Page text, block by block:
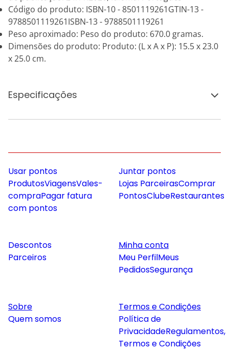
Código do produto: ISBN-10 - 8501119261GTIN-13 -
9788501119261ISBN-13 - 9788501119261
Peso aproximado: Peso do produto: 670.0 gramas.
Dimensões do produto: Produto: (L x A x P): 15.5 x 23.0
x 25.0 cm.
Especificações
Usar pontos
ProdutosViagensVales-
compraPagar fatura
com pontos
Juntar pontos
Lojas ParceirasComprar
PontosClubeRestaurantes
Descontos
Parceiros
Minha conta
Meu PerfilMeus
PedidosSegurança
Sobre
Quem somos
Termos e Condições
Política de
PrivacidadeRegulamentos,
Termos e Condições